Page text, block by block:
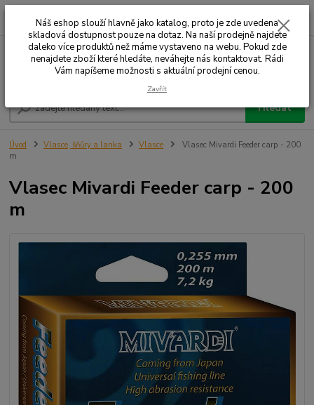
Menu
Hledat
+420 732 707 573 za
Úvod Vlasce, šňůry a lanka Vlasce
Vlasec Mivardi Feeder carp - 200
m
Vlasec Mivardi Feeder carp - 200
m
Náš eshop slouží hlavně jako katalog, proto je zde uvedena
skladová dostupnost pouze na dotaz. Na naší prodejně najdete
daleko více produktů než máme vystaveno na webu. Pokud zde
nenajdete zboží které hledáte, neváhejte nás kontaktovat. Rádi
Vám napíšeme možnosti s aktuální prodejní cenou.
Zavřít